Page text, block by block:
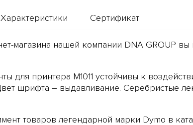
Характеристики Сертификат
магазина нашей компании DNA GROUP
для принтера M1011 устойчивы к
шрифта – выдавливание. Серебристые
товаров легендарной марки Dymo в